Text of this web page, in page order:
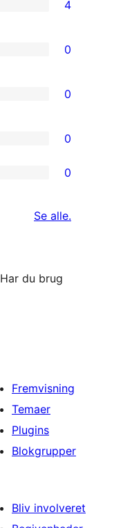
4
0
0
0
0
Se alleanmeldelser
.
du brug
Fremvisning
Temaer
Plugins
Blokgrupper
Bliv involveret